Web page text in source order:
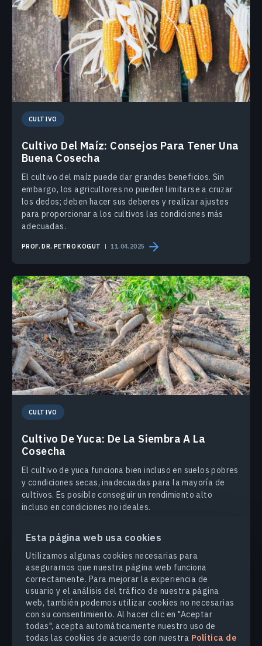
Esta página web usa cookies
Utilizamos algunas cookies necesarias para
asegurarnos que nuestra página web funciona
correctamente. Para mejorar la experiencia de
usuario y el análisis del tráfico de nuestra página
web, también podemos utilizar cookies no necesarias
con su consentimiento. Al hacer clic en "Aceptar
todas", acepta automáticamente nuestro uso de
todas las cookies de acuerdo con nuestra Política de
CULTIVO
Cultivo Del Maíz: Consejos Para Tener Una
Buena Cosecha
El cultivo del maíz puede dar grandes beneficios. Sin
embargo, los agricultores no pueden limitarse a cruzar
los dedos; deben hacer sus deberes y realizar ajustes
para proporcionar a los cultivos las condiciones más
adecuadas.
PROF. DR. PETRO KOGUT 11.04.2025
CULTIVO
Cultivo De Yuca: De La Siembra A La
Cosecha
El cultivo de yuca funciona bien incluso en suelos pobres
y condiciones secas, inadecuadas para la mayoría de
cultivos. Es posible conseguir un rendimiento alto
incluso en condiciones no ideales.
PRODUCTOS Y SOLUCIONES